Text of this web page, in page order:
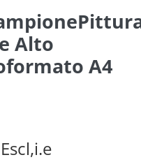
Alto
A4